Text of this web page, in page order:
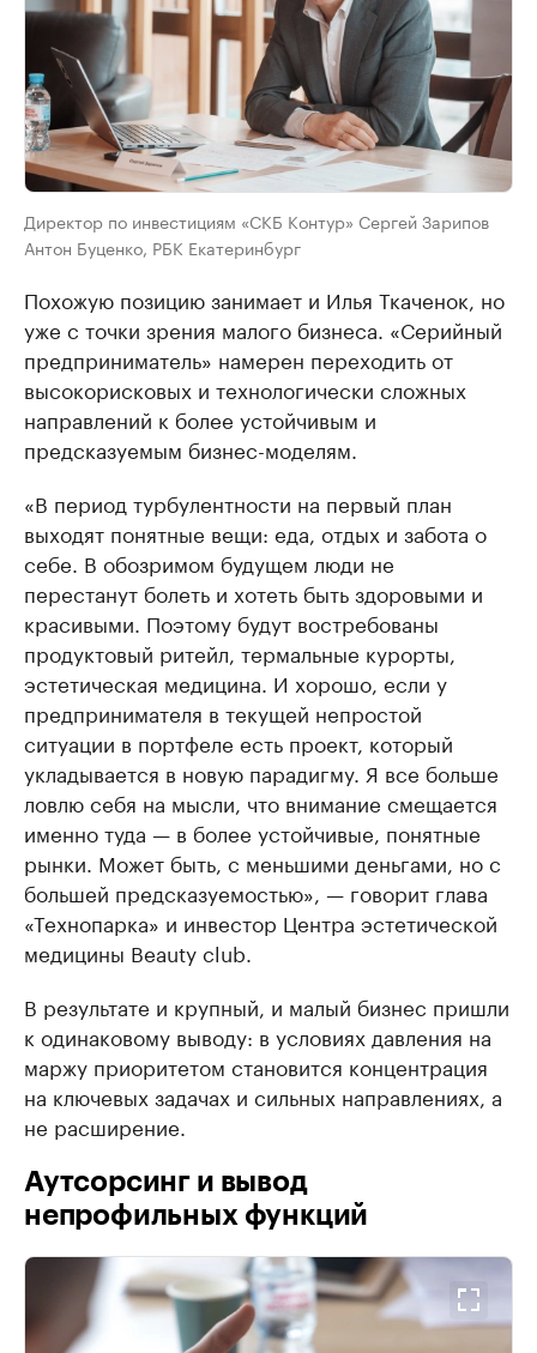
Директор по инвестициям «СКБ Контур» Сергей Зарипов
Антон Буценко, РБК Екатеринбург
Похожую позицию занимает и Илья Ткаченок, но
уже с точки зрения малого бизнеса. «Серийный
предприниматель» намерен переходить от
высокорисковых и технологически сложных
направлений к более устойчивым и
предсказуемым бизнес-моделям.
«В период турбулентности на первый план
выходят понятные вещи: еда, отдых и забота о
себе. В обозримом будущем люди не
перестанут болеть и хотеть быть здоровыми и
красивыми. Поэтому будут востребованы
продуктовый ритейл, термальные курорты,
эстетическая медицина. И хорошо, если у
предпринимателя в текущей непростой
ситуации в портфеле есть проект, который
укладывается в новую парадигму. Я все больше
ловлю себя на мысли, что внимание смещается
именно туда — в более устойчивые, понятные
рынки. Может быть, с меньшими деньгами, но с
большей предсказуемостью», — говорит глава
«Технопарка» и инвестор Центра эстетической
медицины Beauty club.
В результате и крупный, и малый бизнес пришли
к одинаковому выводу: в условиях давления на
маржу приоритетом становится концентрация
на ключевых задачах и сильных направлениях, а
не расширение.
Аутсорсинг и вывод
непрофильных функций